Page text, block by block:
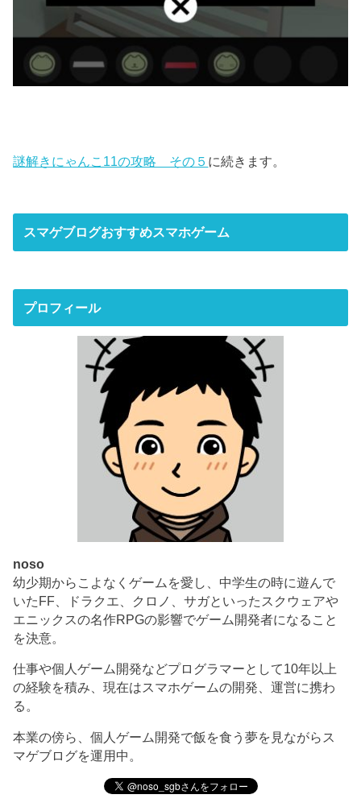
謎解きにゃんこ11の攻略 その５ に続きます。
スマゲブログおすすめスマホゲーム
プロフィール
noso
幼少期からこよなくゲームを愛し、中学生の時に遊んで
いたFF、ドラクエ、クロノ、サガといったスクウェアや
エニックスの名作RPGの影響でゲーム開発者になること
を決意。
仕事や個人ゲーム開発などプログラマーとして10年以上
の経験を積み、現在はスマホゲームの開発、運営に携わ
る。
本業の傍ら、個人ゲーム開発で飯を食う夢を見ながらス
マゲブログを運用中。